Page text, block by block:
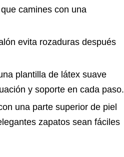
camines con una
evita rozaduras después
plantilla de látex suave
y soporte en cada paso.
una parte superior de piel
zapatos sean fáciles